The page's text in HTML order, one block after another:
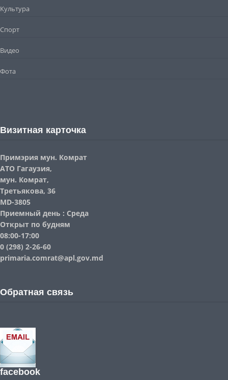
Культура
Спорт
Видео
Фота
Визитная карточка
Примэрия мун. Комрат
АТО Гагаузия,
мун. Комрат,
Третьякова, 36
MD-3805
Приемный день : Среда
Открыт по будням
08:00-17:00
0 (298) 2-26-60
primaria.comrat@apl.gov.md
Обратная связь
facebook